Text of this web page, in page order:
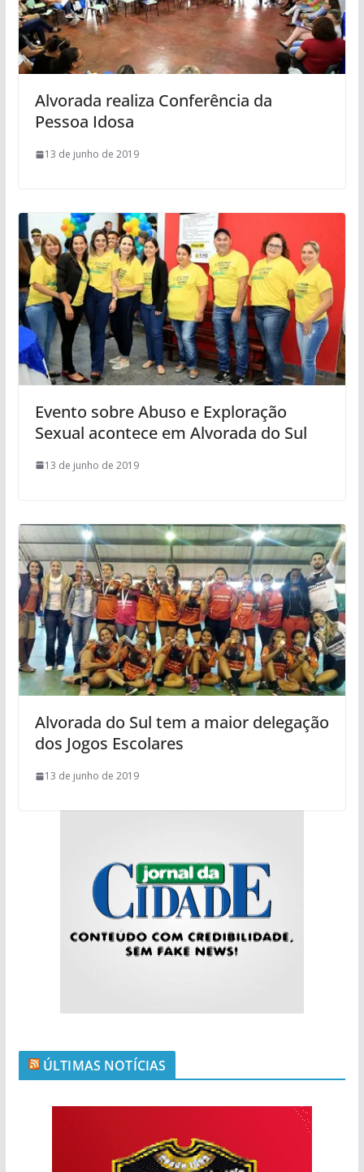
Alvorada realiza Conferência da
Pessoa Idosa
13 de junho de 2019
Evento sobre Abuso e Exploração
Sexual acontece em Alvorada do Sul
13 de junho de 2019
Alvorada do Sul tem a maior delegação
dos Jogos Escolares
13 de junho de 2019
ÚLTIMAS NOTÍCIAS